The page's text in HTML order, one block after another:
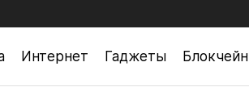
Интернет Гаджеты Блокчейн